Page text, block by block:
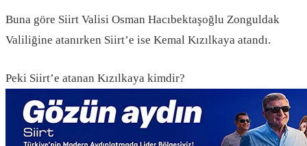
Buna göre Siirt Valisi Osman Hacıbektaşoğlu Zonguldak
Valiliğine atanırken Siirt’e ise Kemal Kızılkaya atandı.
Peki Siirt’e atanan Kızılkaya kimdir?